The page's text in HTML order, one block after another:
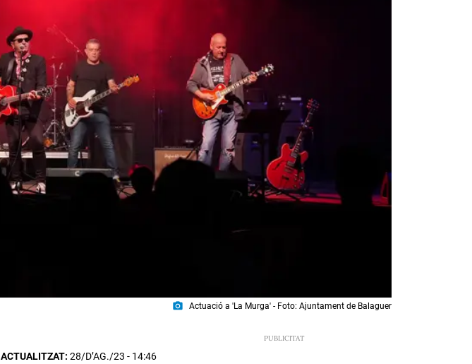
photo_camera Actuació a 'La Murga' - Foto: Ajuntament de Balaguer
ACTUALITZAT: 28/D’AG./23 - 14:46